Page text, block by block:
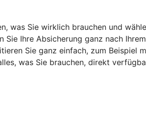
was Sie wirklich brauchen und
Ihre Absicherung ganz nach
Sie ganz einfach, zum
was Sie brauchen, direkt